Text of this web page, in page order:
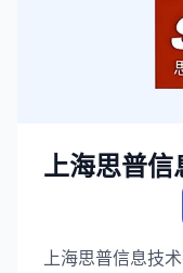
上海思普信
上海思普信息技